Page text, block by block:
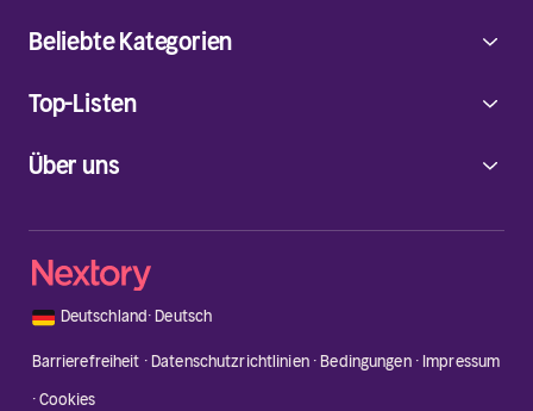
Über uns
Beliebte Kategorien
Top-Listen
🇩🇪 Deutschland·Deutsch
Barrierefreiheit ·Datenschutzrichtlinien·Bedingungen· Impressum
·Cookies